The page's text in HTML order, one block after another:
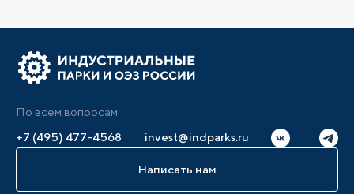
По всем вопросам:
+7 (495) 477-4568
invest@indparks.ru
Написать нам